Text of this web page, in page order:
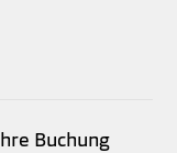
Buchung